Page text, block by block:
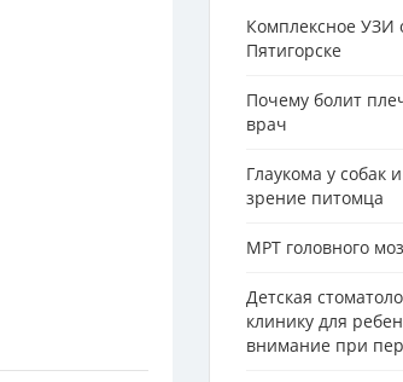
Комплексное УЗИ
Пятигорске
Почему болит
врач
Глаукома у собак
зрение питомца
МРТ головного
Детская
клинику для
внимание при